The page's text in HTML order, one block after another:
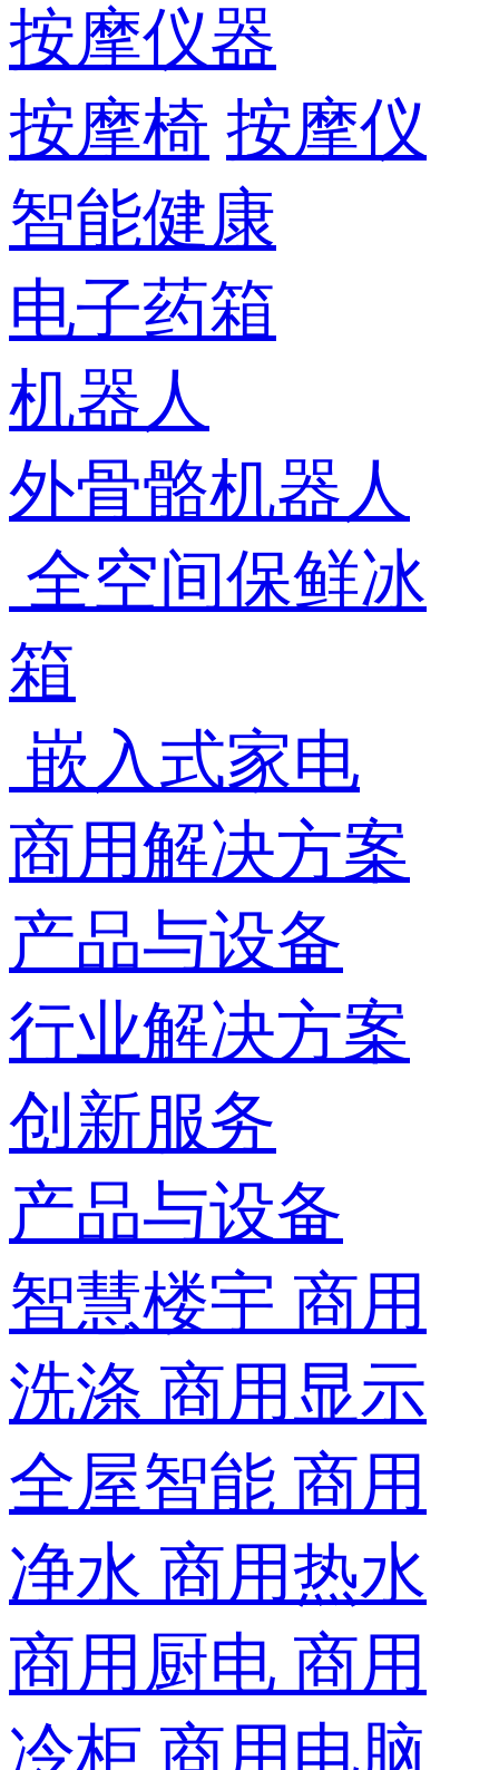
按摩仪器
按摩椅 按摩仪
智能健康
电子药箱
机器人
外骨骼机器人
全空间保鲜冰
箱
嵌入式家电
商用解决方案
产品与设备
行业解决方案
创新服务
产品与设备
智慧楼宇 商用
洗涤 商用显示
全屋智能 商用
净水 商用热水
商用厨电 商用
冷柜 商用电脑